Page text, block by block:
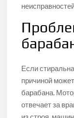
Если
причиной
барабана.
отвечает за